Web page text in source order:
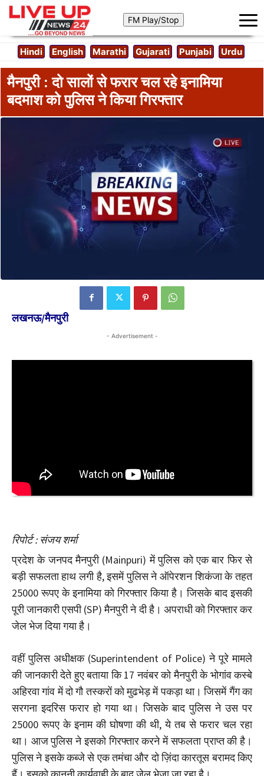
Hindi English Marathi Gujarati Punjabi Urdu
मैनपुरी : दो सालों से फरार चल रहे इनामिया
बदमाश को पुलिस ने किया गिरफ्तार
लखनऊ/मैनपुरी
- Advertisement -
रिपोर्ट : संजय शर्मा
प्रदेश के जनपद मैनपुरी (Mainpuri) में पुलिस को एक बार फिर से
बड़ी सफलता हाथ लगी है, इसमें पुलिस ने ऑपेरशन शिकंजा के तहत
25000 रूपए के इनामिया को गिरफ्तार किया है। जिसके बाद इसकी
पूरी जानकारी एसपी (SP) मैनपुरी ने दी है। अपराधी को गिरफ्तार कर
जेल भेज दिया गया है।
वहीं पुलिस अधीक्षक (Superintendent of Police) ने पूरे मामले
की जानकारी देते हुए बताया कि 17 नवंबर को मैनपुरी के भोगांव कस्बे
अहिरवा गांव में दो गौ तस्करों को मुढभेड़ में पकड़ा था। जिसमें गैंग का
सरगना इदरिस फरार हो गया था। जिसके बाद पुलिस ने उस पर
25000 रूपए के इनाम की घोषणा की थी, ये तब से फरार चल रहा
था। आज पुलिस ने इसको गिरफ्तार करने में सफलता प्राप्त की है।
पुलिस ने इसके कब्जे से एक तमंचा और दो ज़िंदा कारतूस बरामद किए